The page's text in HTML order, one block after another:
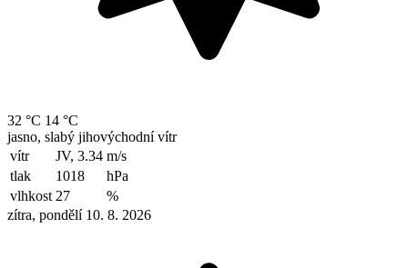
32 °C 14 °C
jasno, slabý jihovýchodní vítr
vítr
JV, 3.34 m/s
tlak
1018
hPa
vlhkost 27
%
zítra, pondělí 10. 8. 2026